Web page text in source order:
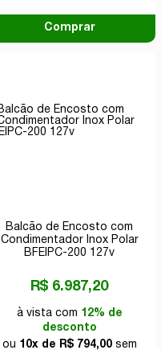
Comprar
Balcão de Encosto com
Condimentador Inox Polar
BFEIPC-200 127v
R$ 6.987,20
à vista com 12% de
desconto
ou 10x de R$ 794,00sem